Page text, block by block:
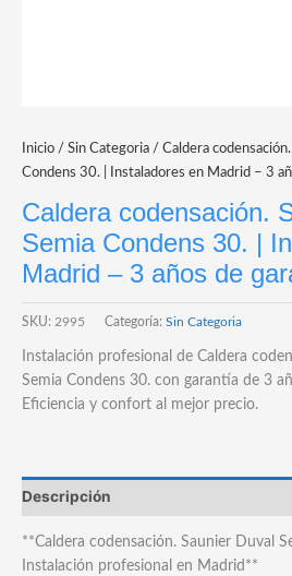
Inicio / Sin Categoria / Caldera
Condens 30. | Instaladores en Madrid – 3
Caldera codensación.
Semia Condens 30. |
Madrid – 3 años de
SKU: 2995 Categoría: Sin Categoria
Instalación profesional de Caldera
Semia Condens 30. con garantía de 3
Eficiencia y confort al mejor precio.
Descripción
**Caldera codensación. Saunier Duval
Instalación profesional en Madrid**